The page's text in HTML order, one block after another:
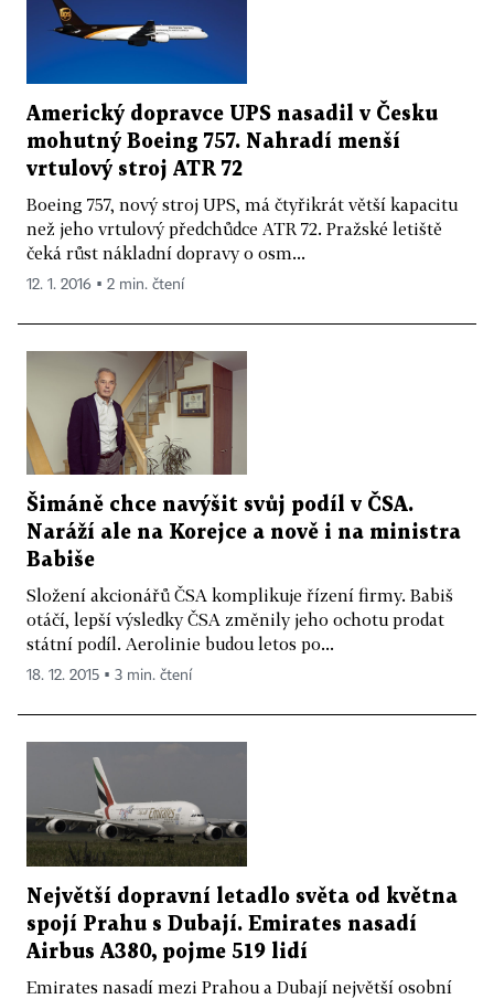
Americký dopravce UPS nasadil v Česku
mohutný Boeing 757. Nahradí menší
vrtulový stroj ATR 72
Boeing 757, nový stroj UPS, má čtyřikrát větší kapacitu
než jeho vrtulový předchůdce ATR 72. Pražské letiště
čeká růst nákladní dopravy o osm...
12. 1. 2016 ▪ 2 min. čtení
Šimáně chce navýšit svůj podíl v ČSA.
Naráží ale na Korejce a nově i na ministra
Babiše
Složení akcionářů ČSA komplikuje řízení firmy. Babiš
otáčí, lepší výsledky ČSA změnily jeho ochotu prodat
státní podíl. Aerolinie budou letos po...
18. 12. 2015 ▪ 3 min. čtení
Největší dopravní letadlo světa od května
spojí Prahu s Dubají. Emirates nasadí
Airbus A380, pojme 519 lidí
Emirates nasadí mezi Prahou a Dubají největší osobní